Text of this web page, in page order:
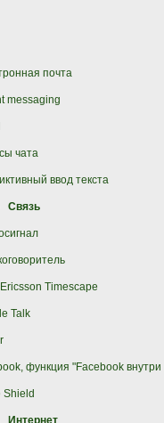
почта
messaging
чата
ввод текста
Связь
Timescape
Talk
функция "Facebook
Shield
Интернет